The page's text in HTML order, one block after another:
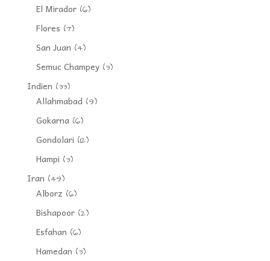
El Mirador(6)
Flores (7)
San Juan (4)
Semuc Champey(3)
Indien (33)
Allahmabad(9)
Gokarna(6)
Gondolari (12)
Hampi (3)
Iran (49)
Alborz (6)
Bishapoor(2)
Esfahan (6)
Hamedan (3)